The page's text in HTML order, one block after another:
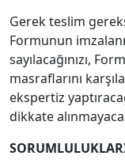
Gerek teslim
Formunun
sayılacağınızı,
masraflarını
ekspertiz
dikkate